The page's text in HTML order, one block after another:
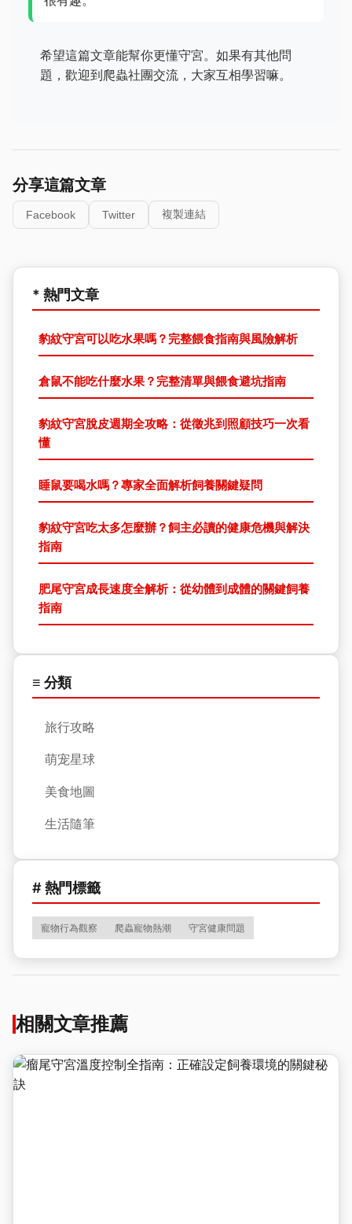
希望這篇文章能幫你更懂守宮。如果有其他問
題，歡迎到爬蟲社團交流，大家互相學習嘛。
分享這篇文章
Facebook Twitter 複製連結
* 熱門文章
豹紋守宮可以吃水果嗎？完整餵食指南與風險解析
倉鼠不能吃什麼水果？完整清單與餵食避坑指南
豹紋守宮脫皮週期全攻略：從徵兆到照顧技巧一次看
懂
睡鼠要喝水嗎？專家全面解析飼養關鍵疑問
豹紋守宮吃太多怎麼辦？飼主必讀的健康危機與解決
指南
肥尾守宮成長速度全解析：從幼體到成體的關鍵飼養
指南
≡ 分類
旅行攻略
萌宠星球
美食地圖
生活隨筆
# 熱門標籤
寵物行為觀察 爬蟲寵物熱潮 守宮健康問題
相關文章推薦